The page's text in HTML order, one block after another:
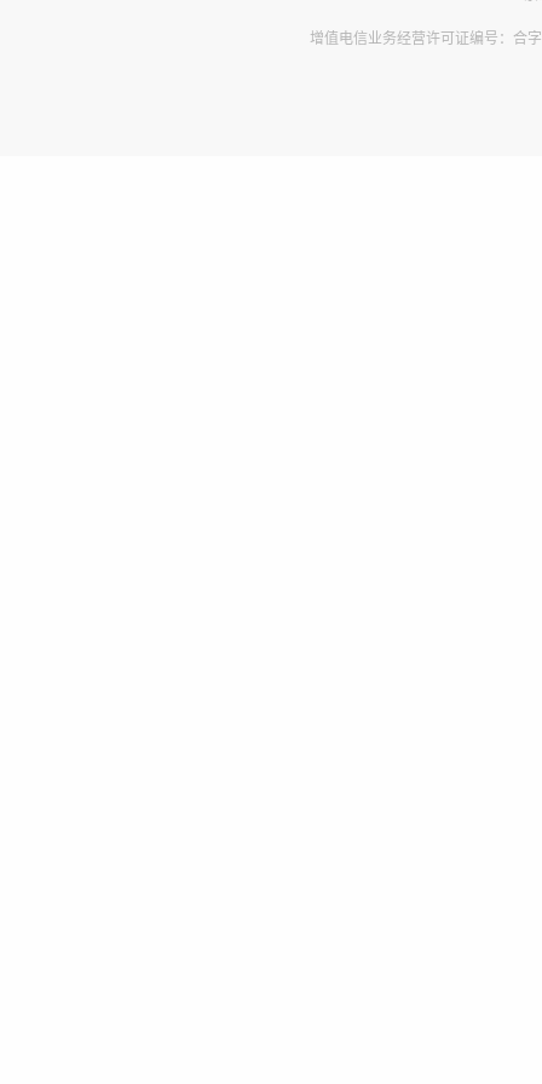
增值电信业务经营许可证编号：合